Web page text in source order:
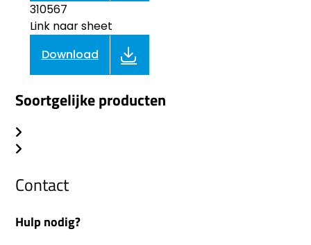
310567
Link naar sheet
Download
Soortgelijke producten
Contact
Hulp nodig?